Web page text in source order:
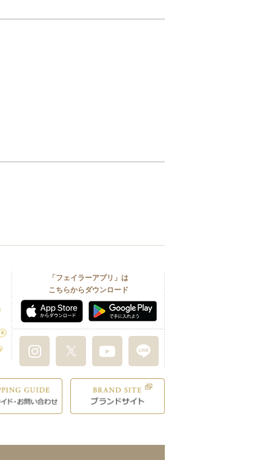
「フェイラーアプリ」は
こちらからダウンロード